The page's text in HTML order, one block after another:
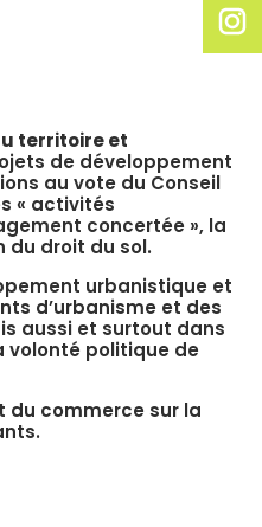
territoire et
de développement
au vote du Conseil
« activités
concertée », la
du droit du sol.
urbanistique et
d’urbanisme et des
aussi et surtout dans
volonté politique de
du commerce sur la